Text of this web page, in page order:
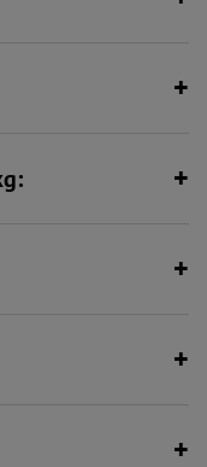
- ma prosty skład,
dla kociąt.